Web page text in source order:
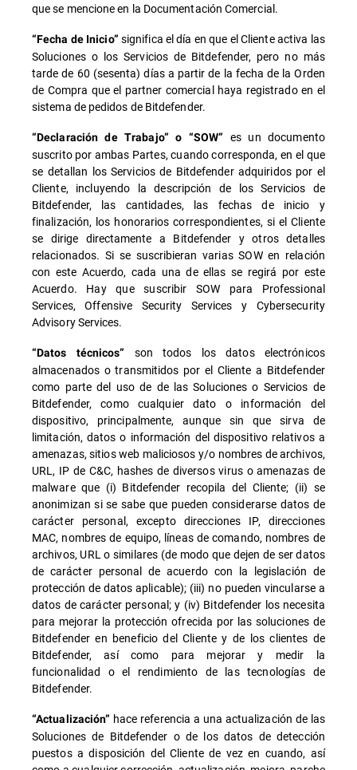
que se mencione en la Documentación Comercial.
“Fecha de Inicio” significa el día en que el Cliente activa las
Soluciones o los Servicios de Bitdefender, pero no más
tarde de 60 (sesenta) días a partir de la fecha de la Orden
de Compra que el partner comercial haya registrado en el
sistema de pedidos de Bitdefender.
“Declaración de Trabajo” o “SOW” es un documento
suscrito por ambas Partes, cuando corresponda, en el que
se detallan los Servicios de Bitdefender adquiridos por el
Cliente, incluyendo la descripción de los Servicios de
Bitdefender, las cantidades, las fechas de inicio y
finalización, los honorarios correspondientes, si el Cliente
se dirige directamente a Bitdefender y otros detalles
relacionados. Si se suscribieran varias SOW en relación
con este Acuerdo, cada una de ellas se regirá por este
Acuerdo. Hay que suscribir SOW para Professional
Services, Offensive Security Services y Cybersecurity
Advisory Services.
“Datos técnicos” son todos los datos electrónicos
almacenados o transmitidos por el Cliente a Bitdefender
como parte del uso de de las Soluciones o Servicios de
Bitdefender, como cualquier dato o información del
dispositivo, principalmente, aunque sin que sirva de
limitación, datos o información del dispositivo relativos a
amenazas, sitios web maliciosos y/o nombres de archivos,
URL, IP de C&C, hashes de diversos virus o amenazas de
malware que (i) Bitdefender recopila del Cliente; (ii) se
anonimizan si se sabe que pueden considerarse datos de
carácter personal, excepto direcciones IP, direcciones
MAC, nombres de equipo, líneas de comando, nombres de
archivos, URL o similares (de modo que dejen de ser datos
de carácter personal de acuerdo con la legislación de
protección de datos aplicable); (iii) no pueden vincularse a
datos de carácter personal; y (iv) Bitdefender los necesita
para mejorar la protección ofrecida por las soluciones de
Bitdefender en beneficio del Cliente y de los clientes de
Bitdefender, así como para mejorar y medir la
funcionalidad o el rendimiento de las tecnologías de
Bitdefender.
“Actualización” hace referencia a una actualización de las
Soluciones de Bitdefender o de los datos de detección
puestos a disposición del Cliente de vez en cuando, así